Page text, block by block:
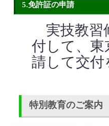
5.免許証の申請
実技教習
付して、東
請して交
特別教育のご案内